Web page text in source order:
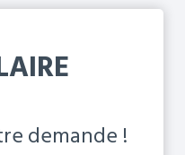
demande !